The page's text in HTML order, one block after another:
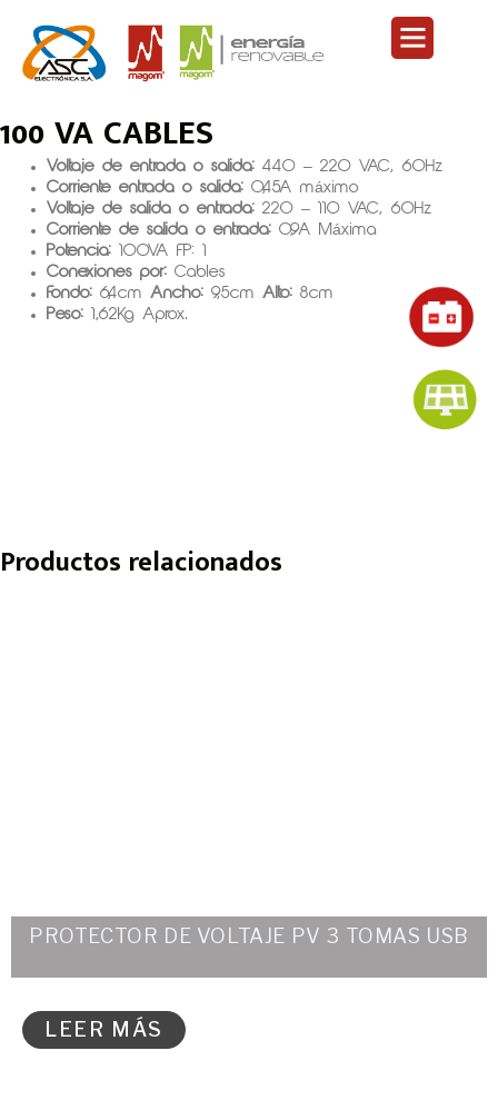
contenido
Menu
Regresar
TRANSFORMADOR INDUSTRIAL
100 VA CABLES
Voltaje de entrada o salida: 440 – 220 VAC, 60Hz
Corriente entrada o salida: 0,45A máximo
Voltaje de salida o entrada: 220 – 110 VAC, 60Hz
Corriente de salida o entrada: 0,9A Máxima
Potencia: 100VA FP: 1
Conexiones por: Cables
Fondo: 6,4cm Ancho: 9,5cm Alto: 8cm
Peso: 1,62Kg Aprox.
Productos relacionados
PROTECTOR DE VOLTAJE PV 3 TOMAS USB
LEER MÁS